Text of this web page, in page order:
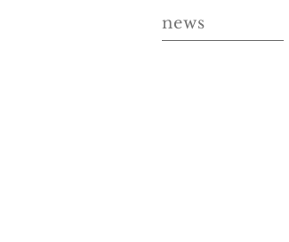
news